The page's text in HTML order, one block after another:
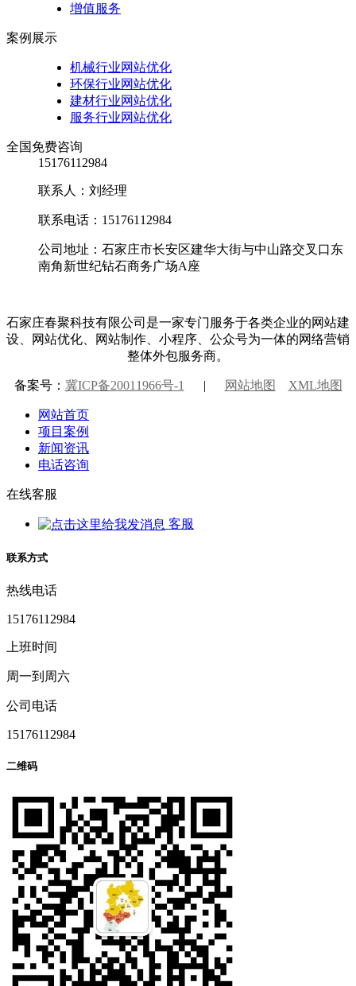
增值服务
案例展示
机械行业网站优化
环保行业网站优化
建材行业网站优化
服务行业网站优化
全国免费咨询
15176112984
联系人：刘经理
联系电话：15176112984
公司地址：石家庄市长安区建华大街与中山路交叉口东
南角新世纪钻石商务广场A座
石家庄春聚科技有限公司是一家专门服务于各类企业的网站建
设、网站优化、网站制作、小程序、公众号为一体的网络营销
整体外包服务商。
备案号： 冀ICP备20011966号-1 | 网站地图 XML地图
网站首页
项目案例
新闻资讯
电话咨询
在线客服
客服
联系方式
热线电话
15176112984
上班时间
周一到周六
公司电话
15176112984
二维码